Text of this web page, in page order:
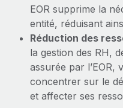
EOR supprime la
entité, réduisant
Réduction des
la gestion des RH,
assurée par l’EOR,
concentrer sur le
et affecter ses